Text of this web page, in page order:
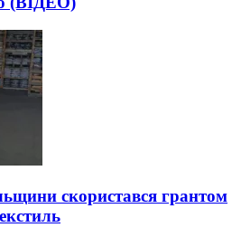
скористався грантом